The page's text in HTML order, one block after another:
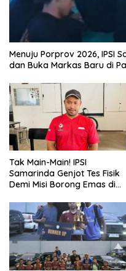
Menuju Porprov 2026, IPSI
dan Buka Markas Baru di
Tak Main-Main! IPSI
Samarinda Genjot Tes Fisik
Demi Misi Borong Emas di